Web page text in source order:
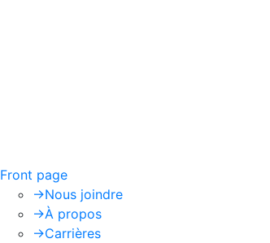
Front page
->Nous joindre
->À propos
->Carrières